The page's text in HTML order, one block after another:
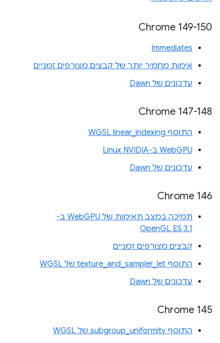
‫Chrome 149-150
Immediates
אימות מחמיר יותר של קבצים מצורפים זמניים
עדכונים של Dawn
‫Chrome 147-148
התוסף WGSL linear_indexing
WebGPU ב-Linux NVIDIA
עדכונים של Dawn
Chrome 146
תמיכה במצב תאימות של WebGPU ב-
OpenGL ES 3.1
קבצים מצורפים זמניים
התוסף texture_and_sampler_let של WGSL
עדכונים של Dawn
Chrome 145
התוסף subgroup_uniformity של WGSL